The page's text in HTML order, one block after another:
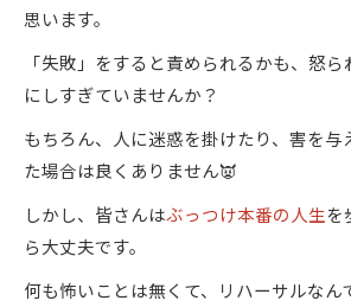
思います。
「失敗」をすると責められるかも、怒
にしすぎていませんか？
もちろん、人に迷惑を掛けたり、害を与
た場合は良くありません👿
しかし、皆さんはぶっつけ本番の人生を
ら大丈夫です。
何も怖いことは無くて、リハーサルなん